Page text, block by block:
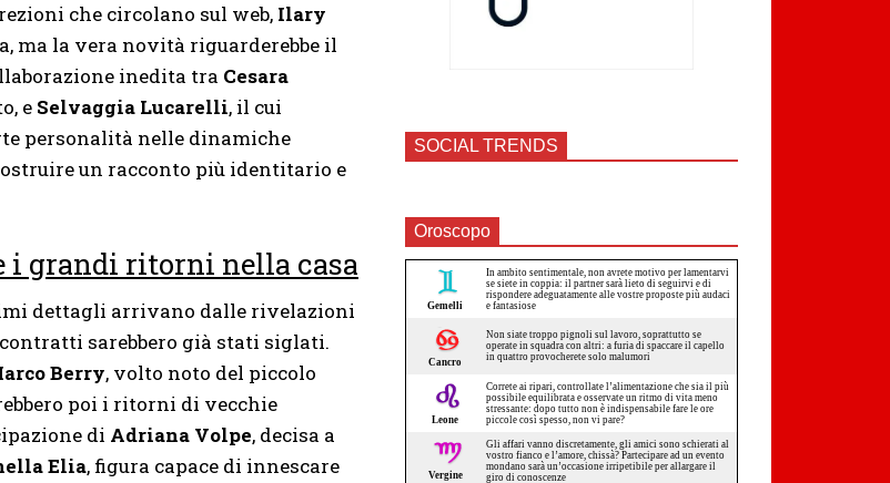
che circolano sul web, Ilary
ma la vera novità riguarderebbe il
inedita tra Cesara
e Selvaggia Lucarelli, il cui
personalità nelle dinamiche
un racconto più identitario e
i grandi ritorni nella casa
dettagli arrivano dalle rivelazioni
sarebbero già stati siglati.
Berry, volto noto del piccolo
poi i ritorni di vecchie
di Adriana Volpe, decisa a
Elia, figura capace di innescare
SOCIAL TRENDS
Oroscopo